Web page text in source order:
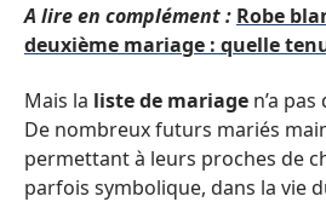
A lire en complément : Robe
deuxième mariage : quelle
Mais la liste de mariage n’a
De nombreux futurs mariés
permettant à leurs proches de
parfois symbolique, dans la vie